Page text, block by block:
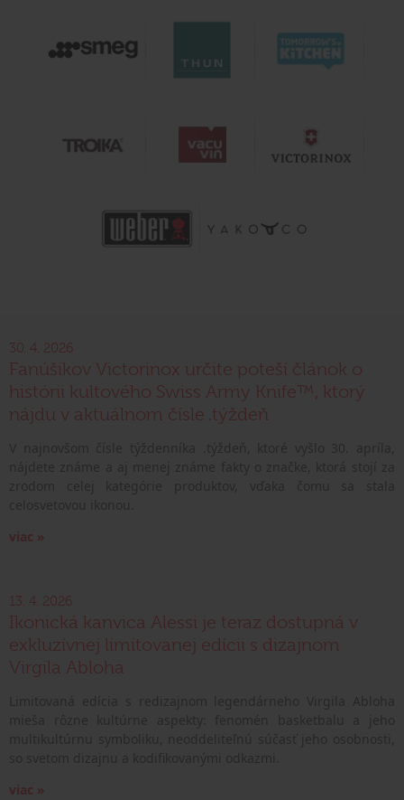
30. 4. 2026
Fanúšikov Victorinox určite poteší článok o
histórii kultového Swiss Army Knife™, ktorý
nájdu v aktuálnom čísle .týždeň
viac »
13. 4. 2026
Ikonická kanvica Alessi je teraz dostupná v
exkluzívnej limitovanej edícii s dizajnom
Virgila Abloha
viac »